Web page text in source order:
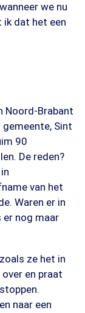
we nu
ik dat het een
Noord-Brabant
Sint
90
De reden?
van het
Waren er in
er nog maar
ze het in
en praat
naar een